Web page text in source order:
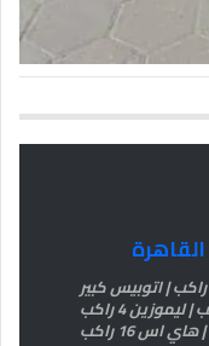
القاهرة
اتش وان 11 راكب | اتوبيس كبير 33 راكب | اتوبيس كبير
50 راكب | جيب سفاري | كوستر 26 راكب | ليموزين 4 راكب